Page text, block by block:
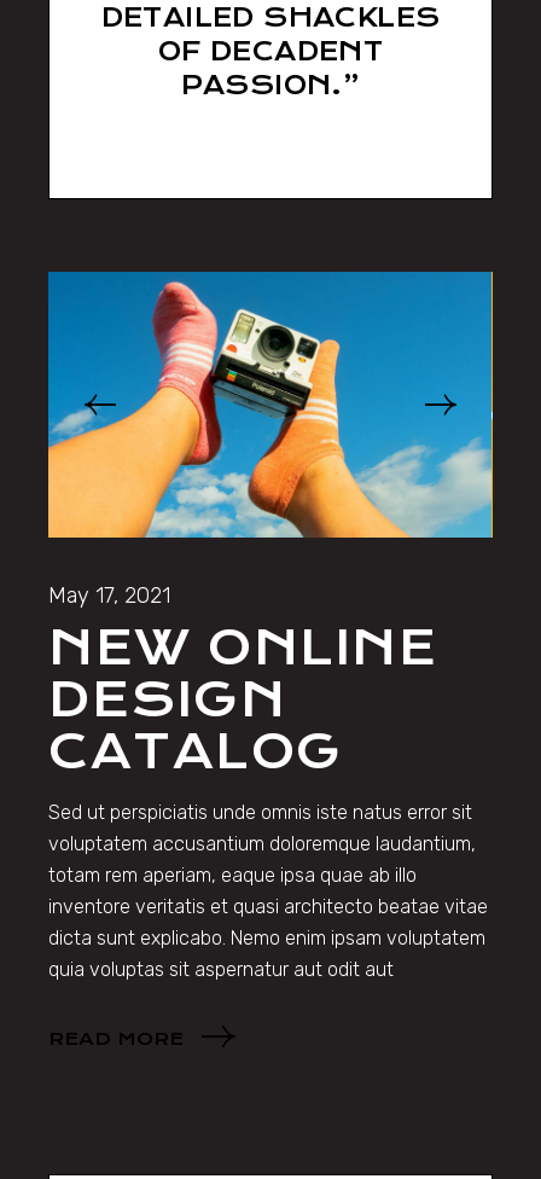
DETAILED SHACKLES
OF DECADENT
PASSION.”
May 17, 2021
NEW ONLINE
DESIGN
CATALOG
Sed ut perspiciatis unde omnis iste natus error sit
voluptatem accusantium doloremque laudantium,
totam rem aperiam, eaque ipsa quae ab illo
inventore veritatis et quasi architecto beatae vitae
dicta sunt explicabo. Nemo enim ipsam voluptatem
quia voluptas sit aspernatur aut odit aut
READ MORE